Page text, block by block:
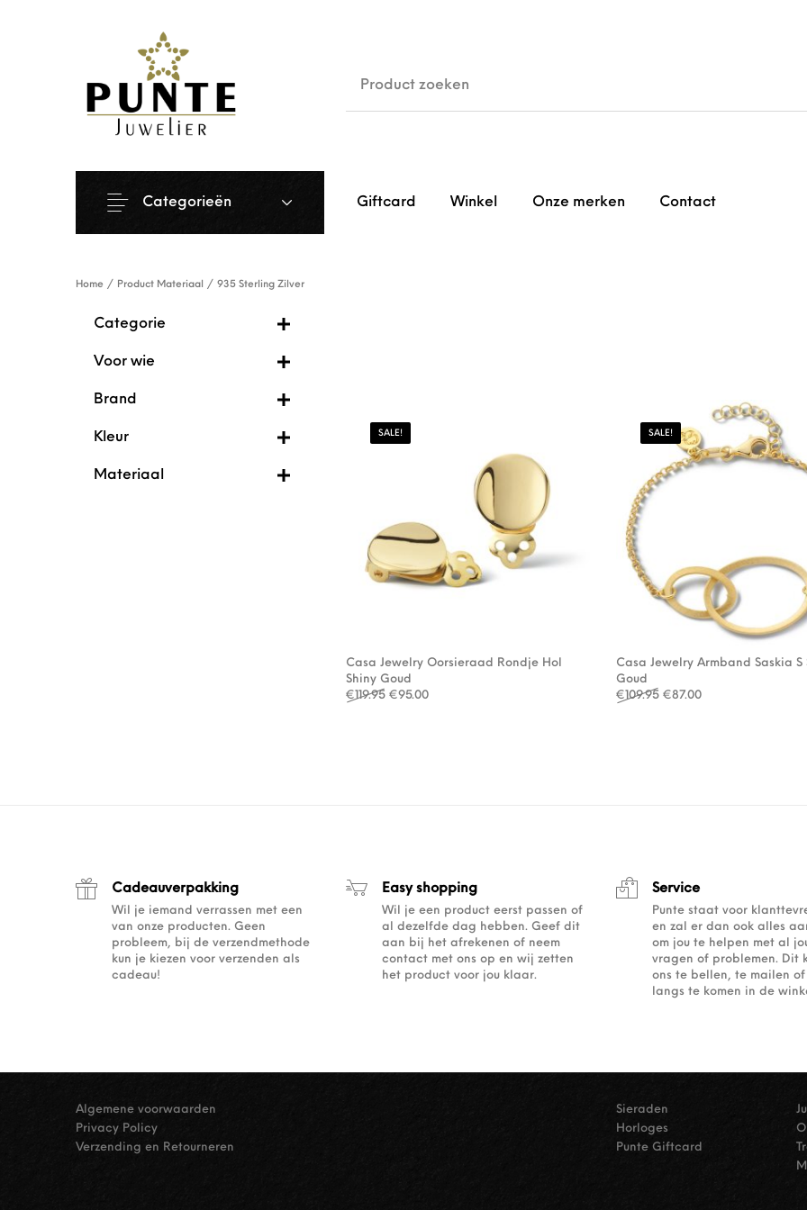
Giftcard Winkel Onze merken Contact
Categorieën
Home / Product Materiaal / 935 Sterling Zilver
Categorie
Voor wie
Brand
Kleur
Materiaal
SALE!
Casa Jewelry Oorsieraad Rondje Hol
Shiny Goud
€119.95 Oorspronkelijke prijs was: €119.95.
€95.00Huidige prijs is: €95.00.
SALE!
Casa Jewelry Armband Saskia S
Goud
€109.95 Oorspronkelijke prijs
€87.00Huidige prijs is:
Cadeauverpakking
Wil je iemand verrassen met een
van onze producten. Geen
probleem, bij de verzendmethode
kun je kiezen voor verzenden als
cadeau!
Easy shopping
Wil je een product eerst passen of
al dezelfde dag hebben. Geef dit
aan bij het afrekenen of neem
contact met ons op en wij zetten
het product voor jou klaar.
Service
Punte staat voor
en zal er dan ook alles
om jou te helpen met al
vragen of problemen. Dit
ons te bellen, te mailen of
langs te komen in de
Algemene voorwaarden
Privacy Policy
Verzending en Retourneren
Sieraden
Horloges
Punte Giftcard